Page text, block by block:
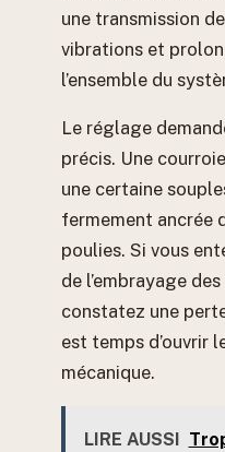
une transmission
vibrations et
l’ensemble du
Le réglage
précis. Une
une certaine
fermement ancrée
poulies. Si vous
de l’embrayage
constatez une
est temps d’ouvrir
mécanique.
LIRE AUSSI